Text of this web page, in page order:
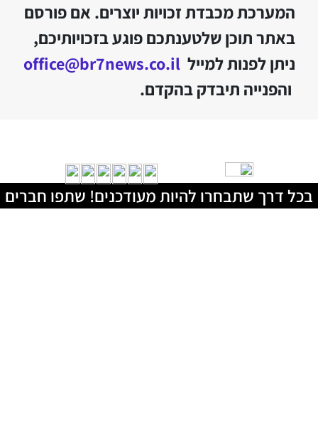
המערכת מכבדת זכויות יוצרים. אם פורסם
באתר תוכן שלטענתכם פוגע בזכויותיכם,
ניתן לפנות למייל office@br7news.co.il
והפנייה תיבדק בהקדם.
בכל דרך שתבחרו להיות מעודכנים! שתפו חברים